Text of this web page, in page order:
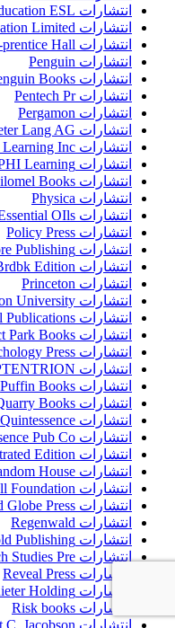
انتشارات Pearson Education ESL
انتشارات Pearson Education Limited
انتشارات Pearson-prentice Hall
انتشارات Penguin
انتشارات Penguin Books
انتشارات Pentech Pr
انتشارات Pergamon
انتشارات Peter Lang AG
انتشارات PH Learning Inc
انتشارات PHI Learning
انتشارات Philomel Books
انتشارات Physica
انتشارات Plant Therapy Essential OIls
انتشارات Policy Press
انتشارات Pottermore Publishing
انتشارات Priddy Books US; Brdbk Edition
انتشارات Princeton
انتشارات Princeton University
انتشارات Professional Publications
انتشارات Prospect Park Books
انتشارات Psychology Press
انتشارات PU SEPTENTRION
انتشارات Puffin Books
انتشارات Quarry Books
انتشارات Quintessence
انتشارات Quintessence Pub Co
انتشارات Quorum Books; Illustrated Edition
انتشارات Random House
انتشارات Rebecca at the Well Foundation
انتشارات Red Globe Press
انتشارات Regenwald
انتشارات Reinhold Publishing
انتشارات Research Studies Pre
انتشارات Reveal Press
انتشارات Rieter Holding
انتشارات Risk books
انتشارات Robert C. Jacobson